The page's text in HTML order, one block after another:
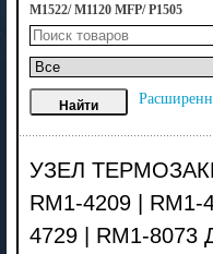
M1522/ M1120 MFP/ P1505
УЗЕЛ
RM1-4209 | RM1-
4729 | RM1-8073